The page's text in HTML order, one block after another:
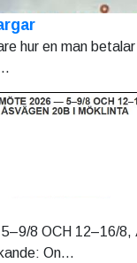
hur en man
8 OCH 12–16/8,
On...